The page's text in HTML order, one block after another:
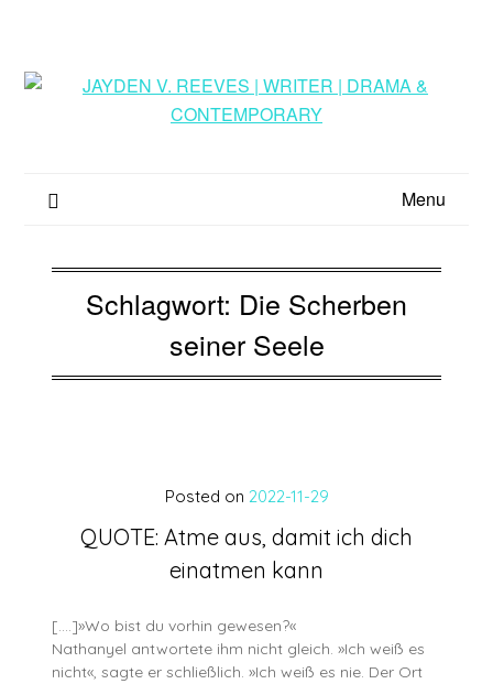
content
Menu
Schlagwort: Die Scherben
seiner Seele
QUOTE: Atme aus, damit ich dich
einatmen kann
Posted on 2022-11-29
[….]»Wo bist du vorhin gewesen?«
Nathanyel antwortete ihm nicht gleich. »Ich weiß es
nicht«, sagte er schließlich. »Ich weiß es nie. Der Ort